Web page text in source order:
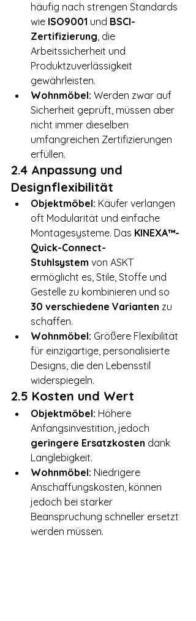
häufig nach strengen Standards
wie ISO9001 und BSCI-
Zertifizierung, die
Arbeitssicherheit und
Produktzuverlässigkeit
gewährleisten.
Wohnmöbel: Werden zwar auf
Sicherheit geprüft, müssen aber
nicht immer dieselben
umfangreichen Zertifizierungen
erfüllen.
2.4 Anpassung und
Designflexibilität
Objektmöbel: Käufer verlangen
oft Modularität und einfache
Montagesysteme. Das KINEXA™-
Quick-Connect-
Stuhlsystem von ASKT
ermöglicht es, Stile, Stoffe und
Gestelle zu kombinieren und so
30 verschiedene Varianten zu
schaffen.
Wohnmöbel: Größere Flexibilität
für einzigartige, personalisierte
Designs, die den Lebensstil
widerspiegeln.
2.5 Kosten und Wert
Objektmöbel: Höhere
Anfangsinvestition, jedoch
geringere Ersatzkosten dank
Langlebigkeit.
Wohnmöbel: Niedrigere
Anschaffungskosten, können
jedoch bei starker
Beanspruchung schneller ersetzt
werden müssen.